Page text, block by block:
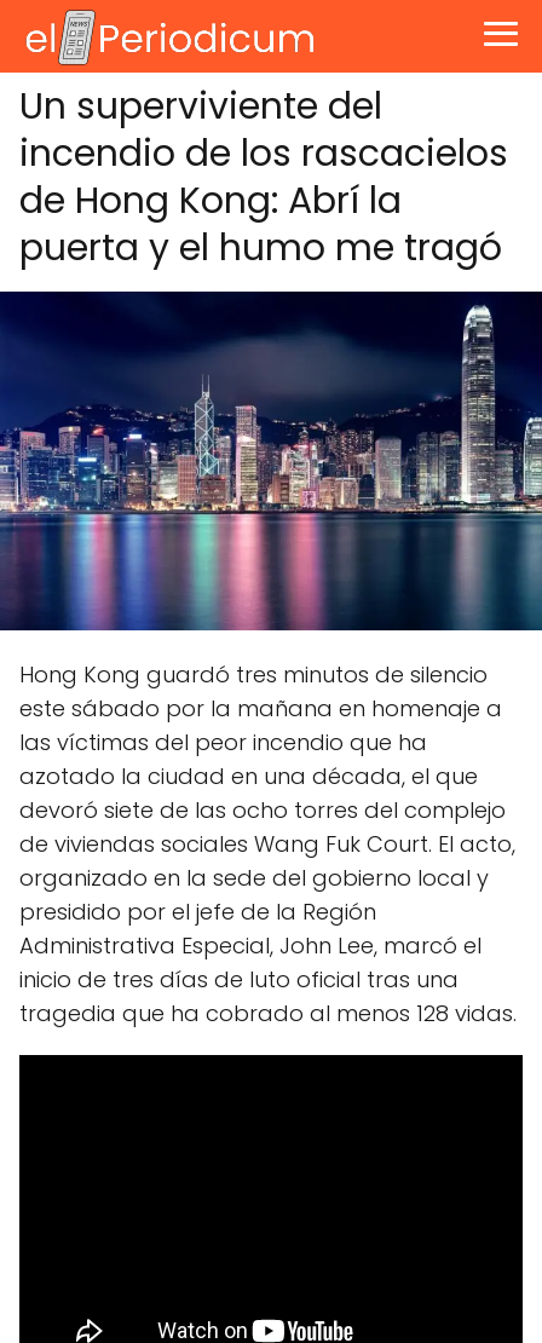
Un superviviente del
incendio de los rascacielos
de Hong Kong: Abrí la
puerta y el humo me tragó
Hong Kong guardó tres minutos de silencio
este sábado por la mañana en homenaje a
las víctimas del peor incendio que ha
azotado la ciudad en una década, el que
devoró siete de las ocho torres del complejo
de viviendas sociales Wang Fuk Court. El acto,
organizado en la sede del gobierno local y
presidido por el jefe de la Región
Administrativa Especial, John Lee, marcó el
inicio de tres días de luto oficial tras una
tragedia que ha cobrado al menos 128 vidas.